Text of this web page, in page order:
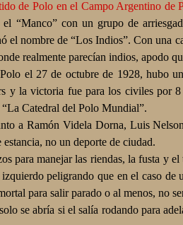
de Polo en el Campo Argentino de
“Manco” con un grupo de
el nombre de “Los Indios”. Con una
realmente parecían indios, apodo
el 27 de octubre de 1928, hubo
y la victoria fue para los civiles por
Catedral del Polo Mundial”.
a Ramón Videla Dorna, Luis
no un deporte de ciudad.
para manejar las riendas, la fusta y
peligrando que en el caso de
para salir parado o al menos, no
se abría si el salía rodando para